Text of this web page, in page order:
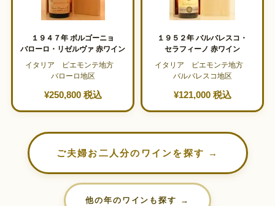
１９４７年 ボルゴーニョ
バローロ・リゼルヴァ 赤ワイン
イタリア ピエモンテ地方
バローロ地区
¥250,800 税込
１９５２年 バルバレスコ・
セラフィーノ 赤ワイン
イタリア ピエモンテ地方
バルバレスコ地区
¥121,000 税込
ご夫婦お二人分のワインを探す →
他の年のワインも探す →